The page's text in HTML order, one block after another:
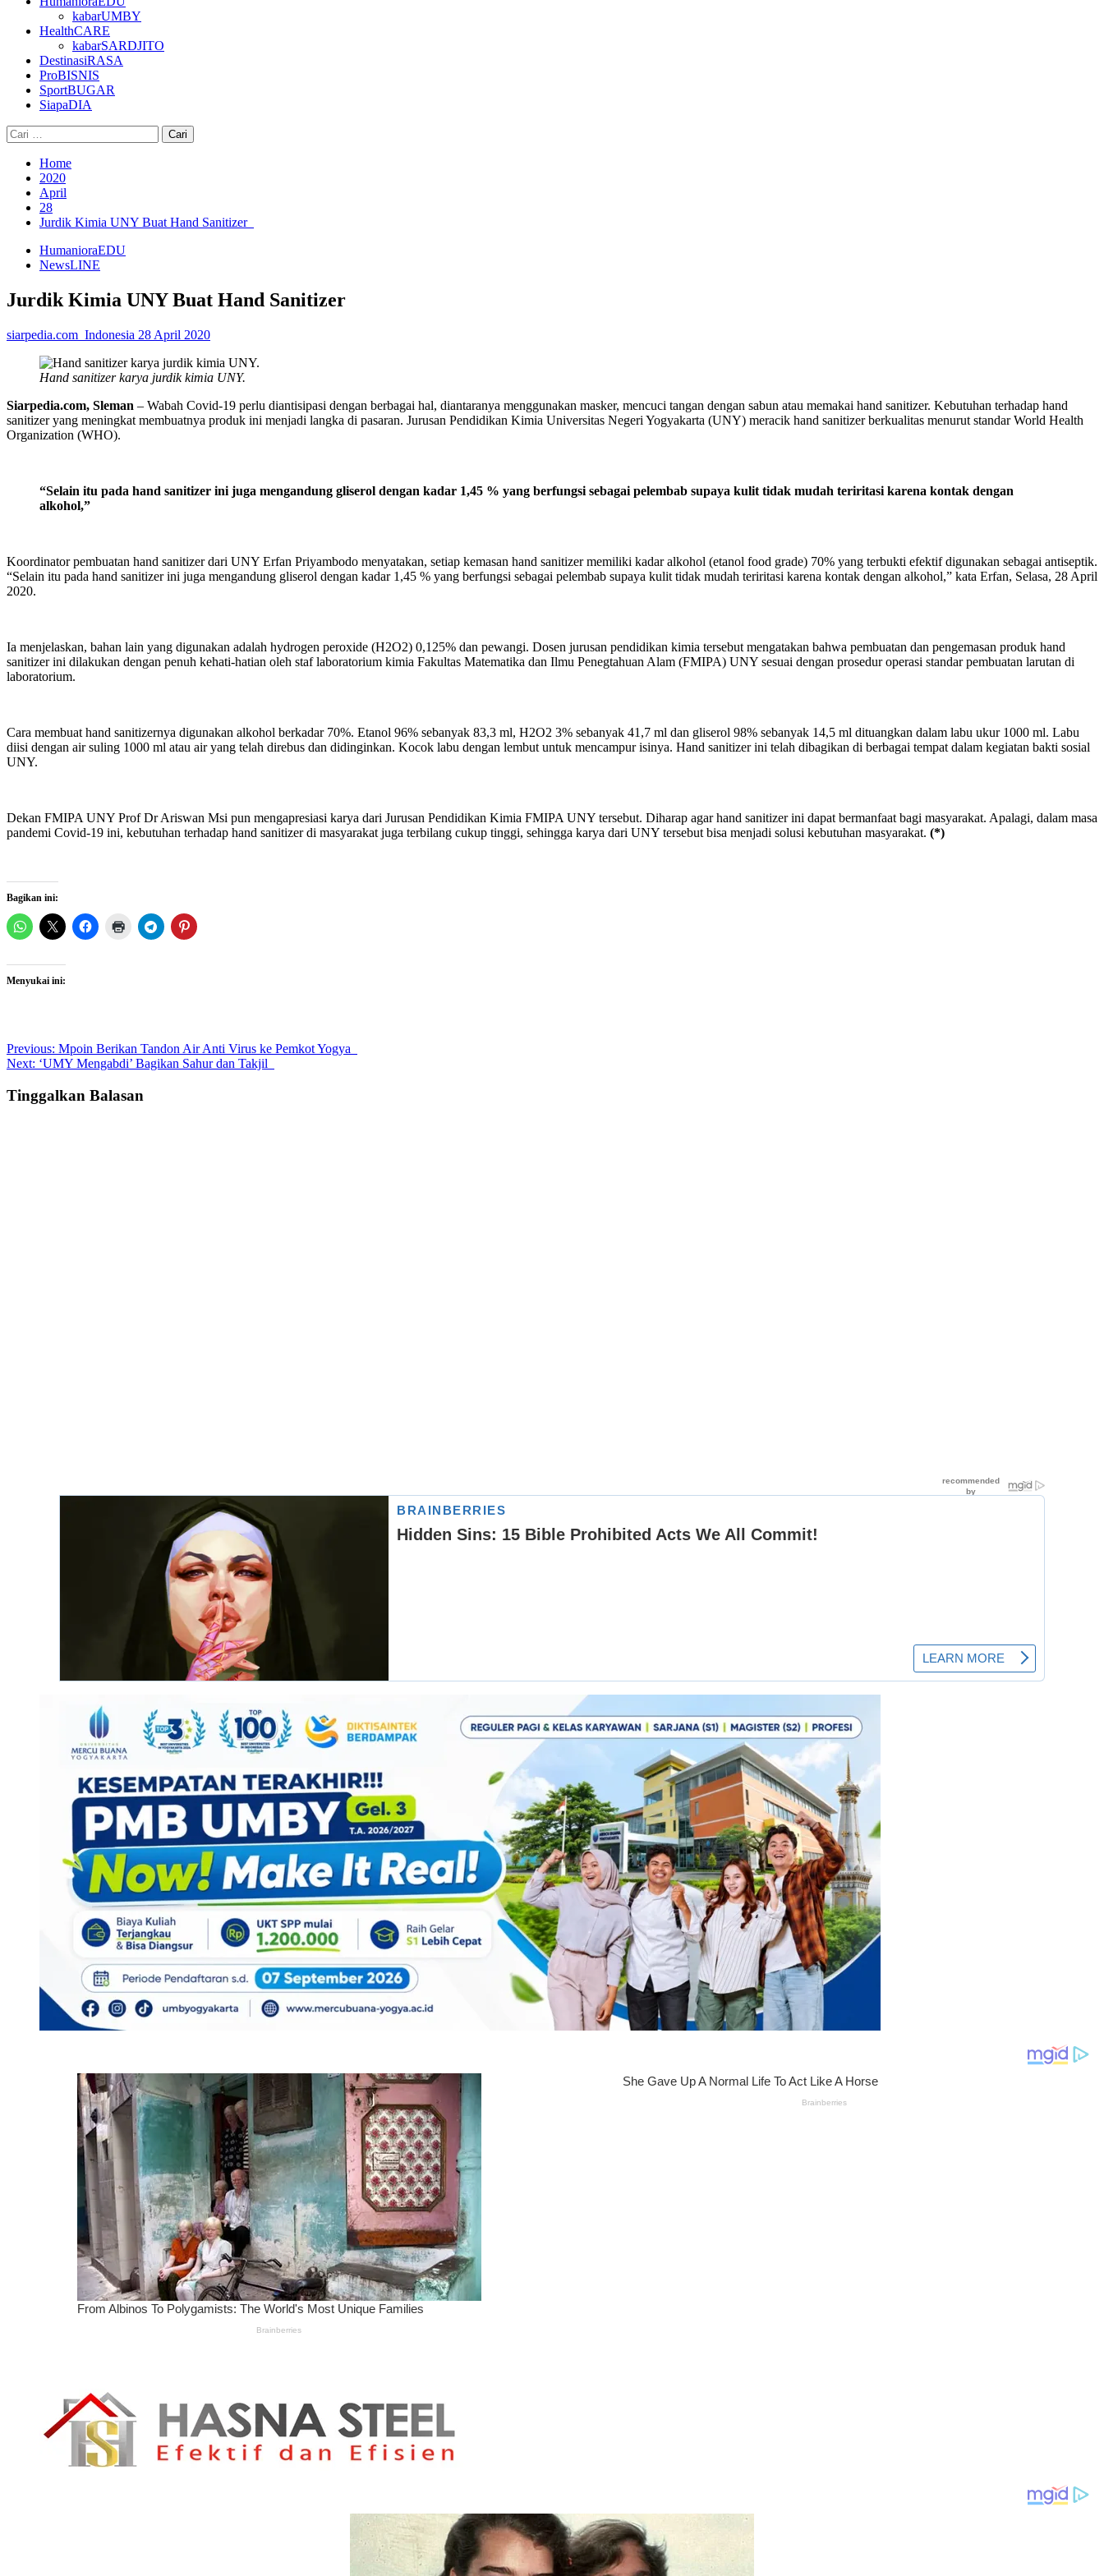
kabarUMBY
HealthCARE
kabarSARDJITO
DestinasiRASA
ProBISNIS
SportBUGAR
SiapaDIA
Cari
untuk:
Home
2020
April
28
Jurdik Kimia UNY Buat Hand Sanitizer
HumanioraEDU
NewsLINE
Jurdik Kimia UNY Buat Hand Sanitizer
siarpedia.com_Indonesia 28 April 2020
Hand sanitizer karya jurdik kimia UNY.
Siarpedia.com, Sleman – Wabah Covid-19 perlu diantisipasi dengan berbagai hal, diantaranya menggunakan masker, mencuci tangan dengan sabun atau memakai hand sanitizer. Kebutuhan terhadap hand
sanitizer yang meningkat membuatnya produk ini menjadi langka di pasaran. Jurusan Pendidikan Kimia Universitas Negeri Yogyakarta (UNY) meracik hand sanitizer berkualitas menurut standar World Health
Organization (WHO).
“Selain itu pada hand sanitizer ini juga mengandung gliserol dengan kadar 1,45 % yang berfungsi sebagai pelembab supaya kulit tidak mudah teriritasi karena kontak dengan
alkohol,”
Koordinator pembuatan hand sanitizer dari UNY Erfan Priyambodo menyatakan, setiap kemasan hand sanitizer memiliki kadar alkohol (etanol food grade) 70% yang terbukti efektif digunakan sebagai antiseptik.
“Selain itu pada hand sanitizer ini juga mengandung gliserol dengan kadar 1,45 % yang berfungsi sebagai pelembab supaya kulit tidak mudah teriritasi karena kontak dengan alkohol,” kata Erfan, Selasa, 28 April
2020.
Ia menjelaskan, bahan lain yang digunakan adalah hydrogen peroxide (H2O2) 0,125% dan pewangi. Dosen jurusan pendidikan kimia tersebut mengatakan bahwa pembuatan dan pengemasan produk hand
sanitizer ini dilakukan dengan penuh kehati-hatian oleh staf laboratorium kimia Fakultas Matematika dan Ilmu Penegtahuan Alam (FMIPA) UNY sesuai dengan prosedur operasi standar pembuatan larutan di
laboratorium.
Cara membuat hand sanitizernya digunakan alkohol berkadar 70%. Etanol 96% sebanyak 83,3 ml, H2O2 3% sebanyak 41,7 ml dan gliserol 98% sebanyak 14,5 ml dituangkan dalam labu ukur 1000 ml. Labu
diisi dengan air suling 1000 ml atau air yang telah direbus dan didinginkan. Kocok labu dengan lembut untuk mencampur isinya. Hand sanitizer ini telah dibagikan di berbagai tempat dalam kegiatan bakti sosial
UNY.
Dekan FMIPA UNY Prof Dr Ariswan Msi pun mengapresiasi karya dari Jurusan Pendidikan Kimia FMIPA UNY tersebut. Diharap agar hand sanitizer ini dapat bermanfaat bagi masyarakat. Apalagi, dalam masa
pandemi Covid-19 ini, kebutuhan terhadap hand sanitizer di masyarakat juga terbilang cukup tinggi, sehingga karya dari UNY tersebut bisa menjadi solusi kebutuhan masyarakat. (*)
Bagikan ini:
Menyukai ini:
Post
navigation
Previous: Mpoin Berikan Tandon Air Anti Virus ke Pemkot Yogya
Next: ‘UMY Mengabdi’ Bagikan Sahur dan Takjil
Tinggalkan Balasan